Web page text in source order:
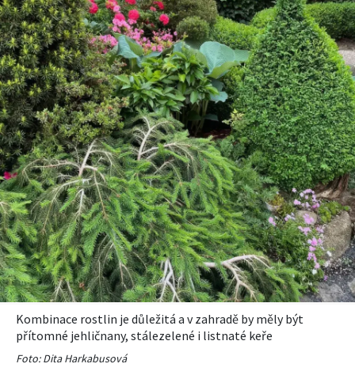
Kombinace rostlin je důležitá a v zahradě by měly být
přítomné jehličnany, stálezelené i listnaté keře
Foto: Dita Harkabusová